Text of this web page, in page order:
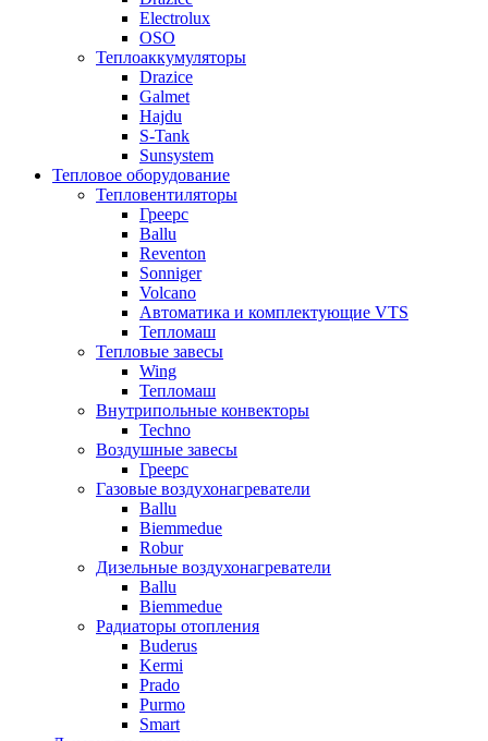
Electrolux
OSO
Теплоаккумуляторы
Drazice
Galmet
Hajdu
S-Tank
Sunsystem
Тепловое оборудование
Тепловентиляторы
Греерс
Ballu
Reventon
Sonniger
Volcano
Автоматика и комплектующие VTS
Тепломаш
Тепловые завесы
Wing
Тепломаш
Внутрипольные конвекторы
Techno
Воздушные завесы
Греерс
Газовые воздухонагреватели
Ballu
Biemmedue
Robur
Дизельные воздухонагреватели
Ballu
Biemmedue
Радиаторы отопления
Buderus
Kermi
Prado
Purmo
Smart